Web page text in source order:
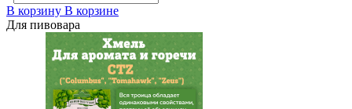
В корзину В корзине
Для пивовара